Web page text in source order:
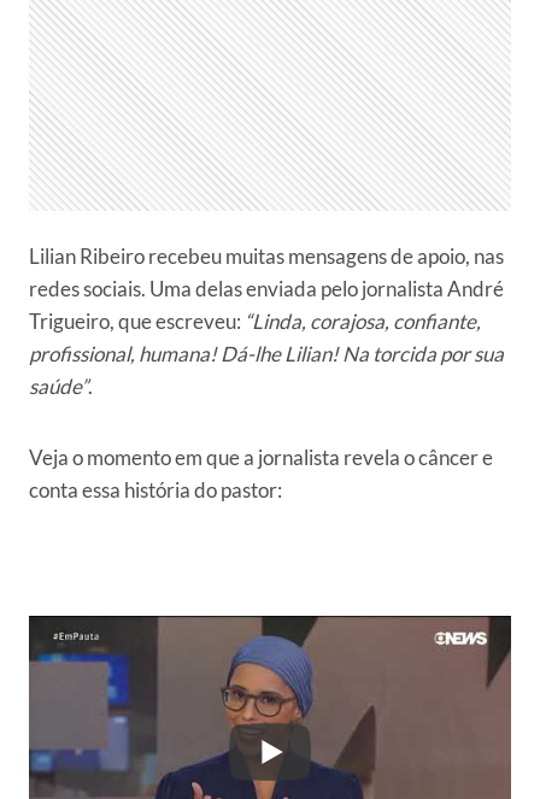
Lilian Ribeiro recebeu muitas mensagens de apoio, nas
redes sociais. Uma delas enviada pelo jornalista André
Trigueiro, que escreveu: “Linda, corajosa, confiante,
profissional, humana! Dá-lhe Lilian! Na torcida por sua
saúde”.
Veja o momento em que a jornalista revela o câncer e
conta essa história do pastor: